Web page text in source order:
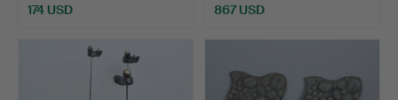
174 USD 867 USD